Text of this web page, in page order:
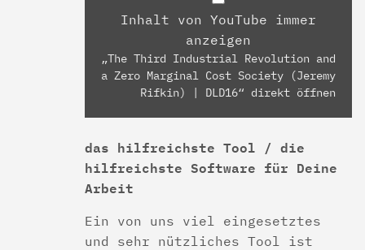
Inhalt von YouTube immer
anzeigen
„The Third Industrial Revolution and
a Zero Marginal Cost Society (Jeremy
Rifkin) | DLD16“ direkt öffnen
das hilfreichste Tool / die
hilfreichste Software für Deine
Arbeit
Ein von uns viel eingesetztes
und sehr nützliches Tool ist